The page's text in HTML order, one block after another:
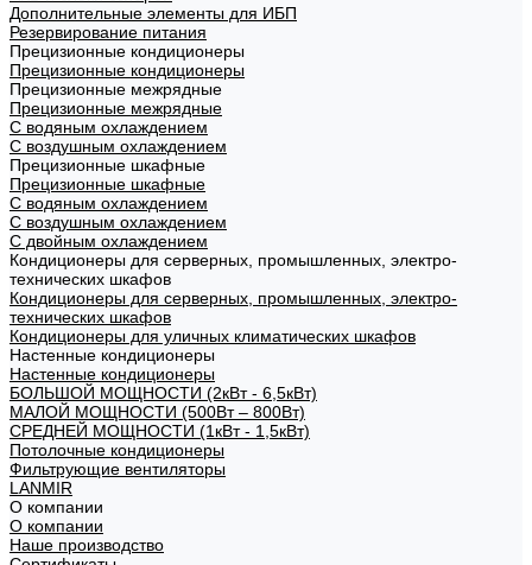
Дополнительные элементы для ИБП
Резервирование питания
Прецизионные кондиционеры
Прецизионные кондиционеры
Прецизионные межрядные
Прецизионные межрядные
С водяным охлаждением
С воздушным охлаждением
Прецизионные шкафные
Прецизионные шкафные
С водяным охлаждением
С воздушным охлаждением
С двойным охлаждением
Кондиционеры для серверных, промышленных, электро-
технических шкафов
Кондиционеры для серверных, промышленных, электро-
технических шкафов
Кондиционеры для уличных климатических шкафов
Настенные кондиционеры
Настенные кондиционеры
БОЛЬШОЙ МОЩНОСТИ (2кВт - 6,5кВт)
МАЛОЙ МОЩНОСТИ (500Вт – 800Вт)
СРЕДНЕЙ МОЩНОСТИ (1кВт - 1,5кВт)
Потолочные кондиционеры
Фильтрующие вентиляторы
LANMIR
О компании
О компании
Наше производство